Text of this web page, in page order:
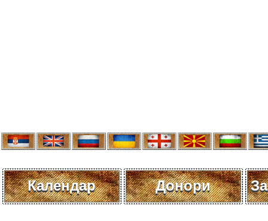
Календар Донори